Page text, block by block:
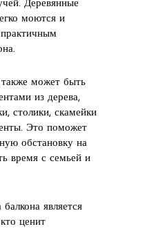
Деревянные
моются и
также может быть
из дерева,
столики, скамейки
Это поможет
обстановку на
время с семьей и
является
ценит